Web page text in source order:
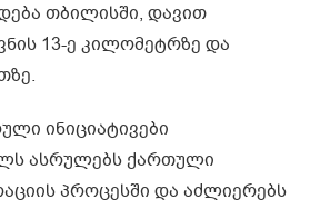
თბილისში, დავით
13-ე კილომეტრზე და
ინიციატივები
ასრულებს ქართული
პროცესში და აძლიერებს